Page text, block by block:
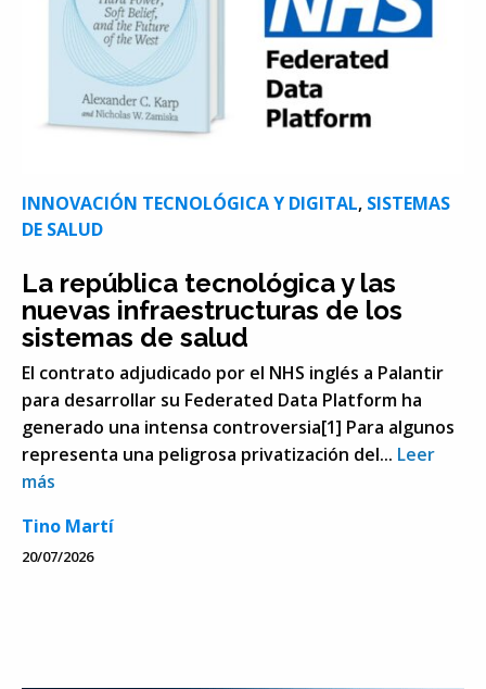
INNOVACIÓN TECNOLÓGICA Y DIGITAL, SISTEMAS
DE SALUD
La república tecnológica y las
nuevas infraestructuras de los
sistemas de salud
El contrato adjudicado por el NHS inglés a Palantir
para desarrollar su Federated Data Platform ha
generado una intensa controversia[1] Para algunos
representa una peligrosa privatización del... Leer
más
Tino Martí
20/07/2026